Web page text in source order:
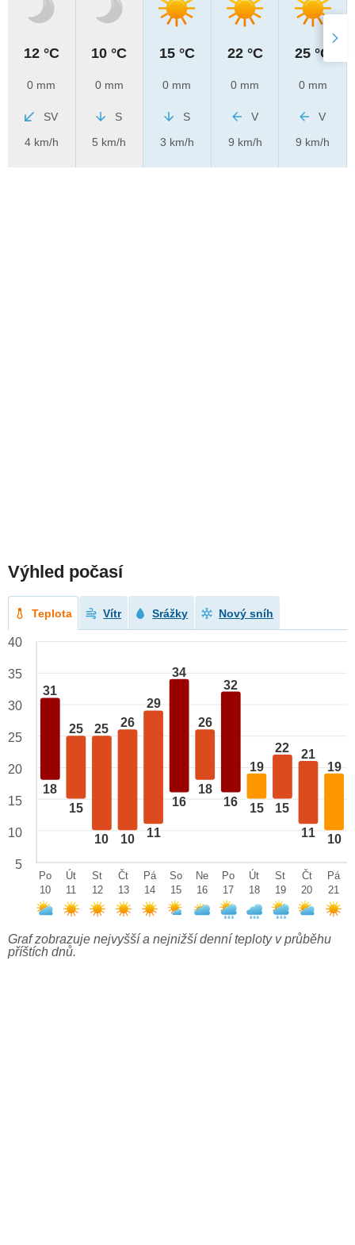
12 °C
0 mm
SV
4 km/h
10 °C
0 mm
S
5 km/h
15 °C
0 mm
S
3 km/h
22 °C
0 mm
V
9 km/h
25 °C
0 mm
V
9 km/h
Výhled počasí
Teplota Vítr Srážky Nový sníh
31
18
25
15
25
10
26
10
29
11
34
16
26
18
32
16
19
15
22
15
21
11
19
10
40
35
30
25
20
15
10
5
Po
10
Út
11
St
12
Čt
13
Pá
14
So
15
Ne
16
Po
17
Út
18
St
19
Čt
20
Pá
21
Graf zobrazuje nejvyšší a nejnižší denní teploty v průběhu
příštích dnů.